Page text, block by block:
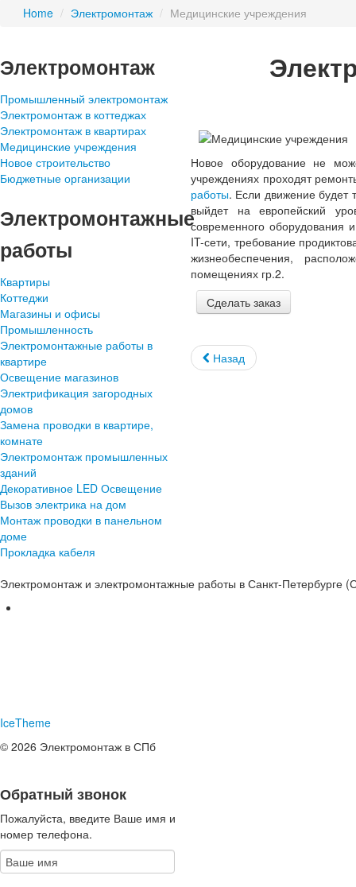
Home / Электромонтаж / Медицинские учреждения
Новое оборудование не
учреждениях проходят
работы. Если движение будет
выйдет на европейский
современного оборудования
IT-сети, требование
жизнеобеспечения,
помещениях гр.2.
Сделать заказ
Назад
Электромонтаж
Промышленный электромонтаж
Электромонтаж в коттеджах
Электромонтаж в квартирах
Медицинские учреждения
Новое строительство
Бюджетные организации
Электромонтажные
работы
Квартиры
Коттеджи
Магазины и офисы
Промышленность
Электромонтажные работы в
квартире
Освещение магазинов
Электрификация загородных
домов
Замена проводки в квартире,
комнате
Электромонтаж промышленных
зданий
Декоративное LED Освещение
Вызов электрика на дом
Монтаж проводки в панельном
доме
Прокладка кабеля
Электромонтаж и электромонтажные работы в Санкт-Петербурге
IceTheme
© 2026 Электромонтаж в СПб
Обратный звонок
Пожалуйста, введите Ваше имя и
номер телефона.